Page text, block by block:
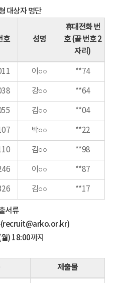
대상자 명단
호 성명
휴대전화 번
호 (끝 번호 2
자리)
이○○ **74
강○○ **64
김○○ **04
박○○ **22
김○○ **98
이○○ **87
김○○ **17
서류
(recruit@arko.or.kr)
) 18:00까지
제출물